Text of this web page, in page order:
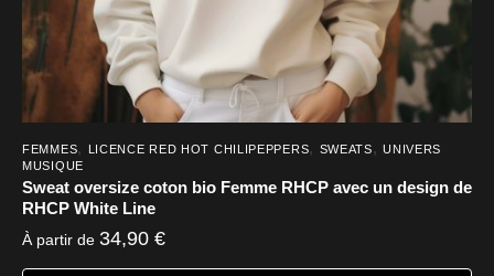
produit
FEMMES, LICENCE RED HOT CHILIPEPPERS, SWEATS,UNIVERS
MUSIQUE
Sweat oversize coton bio Femme RHCP avec un design de
RHCP White Line
À partir de 34,90 €